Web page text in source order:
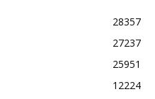
28357
27237
25951
12224